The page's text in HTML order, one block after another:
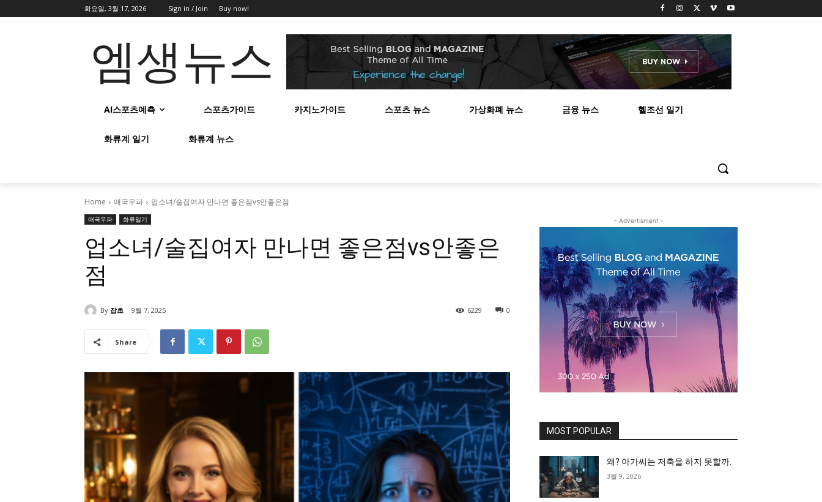
화요일, 3월 17, 2026 Sign in / Join Buy now!
엠생뉴스
AI스포츠예측 스포츠가이드 카지노가이드 스포츠 뉴스 가상화폐 뉴스 금융 뉴스 헬조선 일기
화류계 일기 화류계 뉴스
Home 애국우파 업소녀/술집여자 만나면 좋은점vs안좋은점
애국우파 화류일기
업소녀/술집여자 만나면 좋은점vs안좋은
점
By 잡초 9월 7, 2025 0
6229
Share
- Advertisment -
MOST POPULAR
왜? 아가씨는 저축을 하지 못할까.
3월 9, 2026